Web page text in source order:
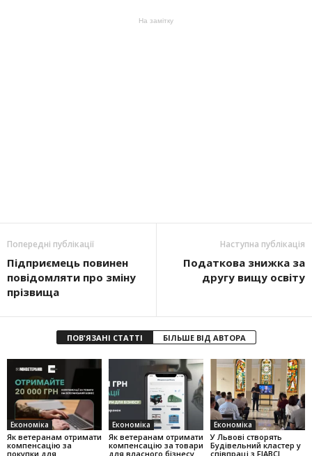
На замітку
Попередні публікації
Підприємець повинен
повідомляти про зміну
прізвища
Наступна публікація
Податкова знижка за
другу вищу освіту
ПОВ'ЯЗАНІ СТАТТІ БІЛЬШЕ ВІД АВТОРА
Економіка
Як ветеранам отримати
компенсацію за
покупки для
Економіка
Як ветеранам отримати
компенсацію за товари
для власного бізнесу
Економіка
У Львові створять
Будівельний кластер у
співпраці з FIABCI